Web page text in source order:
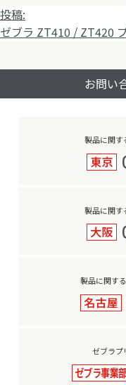
投
稿
ビ
ー
投稿:
ゼブラ ZT410 / ZT420
お問い
製品に関す
製品に関す
製品に関す
ゼブラプ